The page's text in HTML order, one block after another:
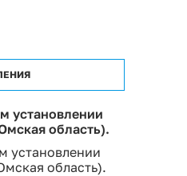
установлении
область).
установлении
область).